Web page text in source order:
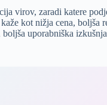
virov, zaradi katere
kot nižja cena, boljša
uporabniška